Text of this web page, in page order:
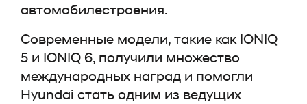
автомобилестроения.
Современные модели, такие как IONIQ
5 и IONIQ 6, получили множество
международных наград и помогли
Hyundai стать одним из ведущих